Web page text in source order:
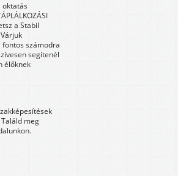
oktatás
a Stabil
fontos számodra
segítenél
élőknek
meg